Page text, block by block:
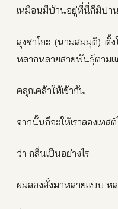
เหมือนมีบ้านอยู่ที่นี่ก็มิปาน
ลุงซาโอะ (นามสมมุติ) ตั้ง
หลากหลายสายพันธุ์ตาม
คลุกเคล้าให้เข้ากัน
จากนั้นก็จะให้เราลองเทส
ว่า กลิ่นเป็นอย่างไร
ผมลองสั่งมาหลายแบบ ห